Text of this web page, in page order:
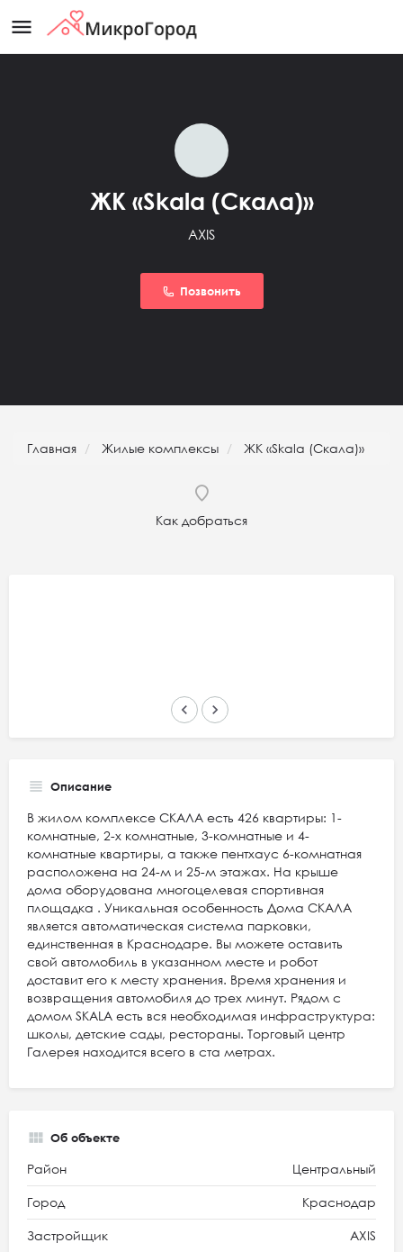
menu
ЖК «Skala (Скала)»
AXIS
Позвонить
Главная Жилые комплексы ЖК «Skala (Скала)»
Как добраться
keyboard_arrow_left keyboard_arrow_right
Описание
В жилом комплексе СКАЛА есть 426 квартиры: 1-
комнатные, 2-х комнатные, 3-комнатные и 4-
комнатные квартиры, а также пентхаус 6-комнатная
расположена на 24-м и 25-м этажах. На крыше
дома оборудована многоцелевая спортивная
площадка . Уникальная особенность Дома СКАЛА
является автоматическая система парковки,
единственная в Краснодаре. Вы можете оставить
свой автомобиль в указанном месте и робот
доставит его к месту хранения. Время хранения и
возвращения автомобиля до трех минут. Рядом с
домом SKALA есть вся необходимая инфраструктура:
школы, детские сады, рестораны. Торговый центр
Галерея находится всего в ста метрах.
Об объекте
Район Центральный
Город Краснодар
Застройщик AXIS